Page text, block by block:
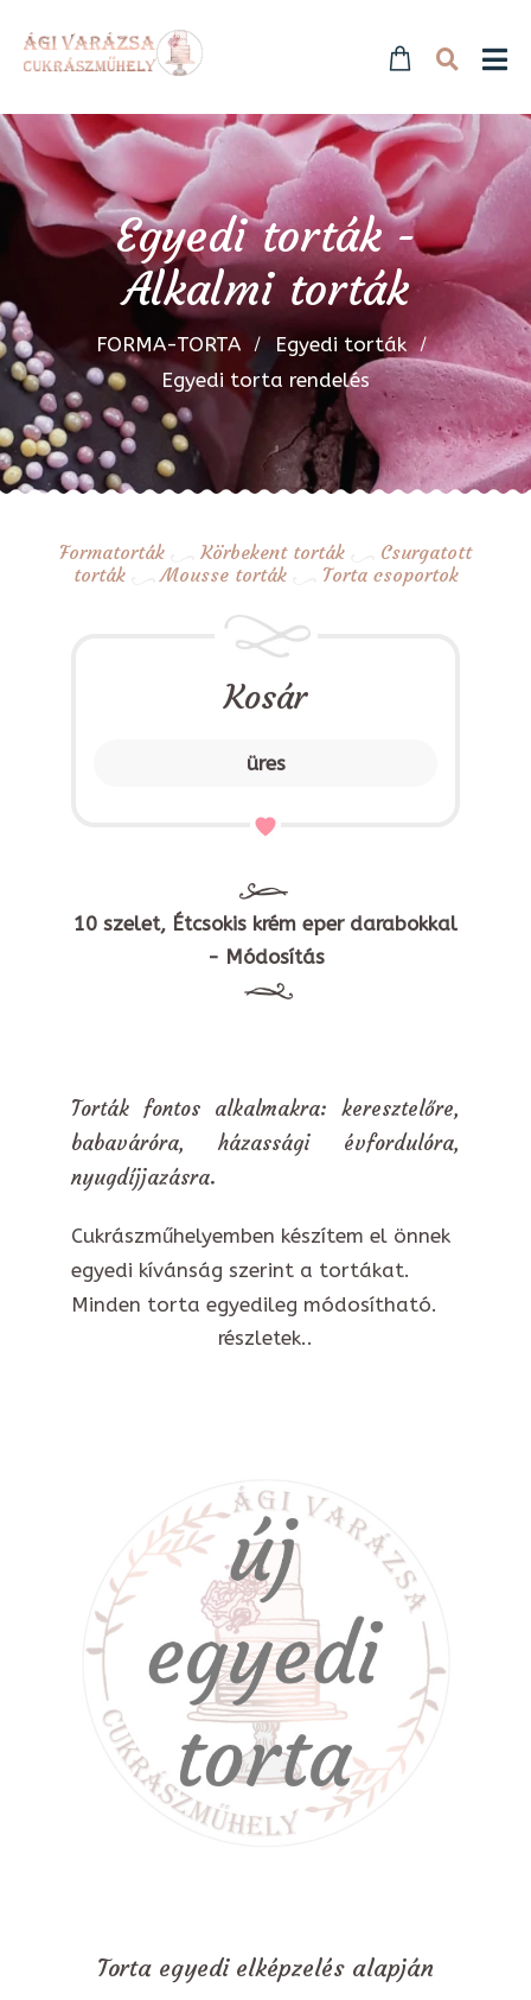
Egyedi torták -
Alkalmi torták
FORMA-TORTA
Egyedi torták
Egyedi torta rendelés
Formatorták Körbekent torták
Csurgatott
torták
Mousse torták Torta csoportok
Kosár
üres
10 szelet, Étcsokis krém eper darabokkal
- Módosítás
Torták fontos alkalmakra: keresztelőre,
babaváróra, házassági évfordulóra,
nyugdíjjazásra.
Cukrászműhelyemben készítem el önnek
egyedi kívánság szerint a tortákat.
Minden torta egyedileg módosítható.
részletek..
Torta egyedi elképzelés alapján